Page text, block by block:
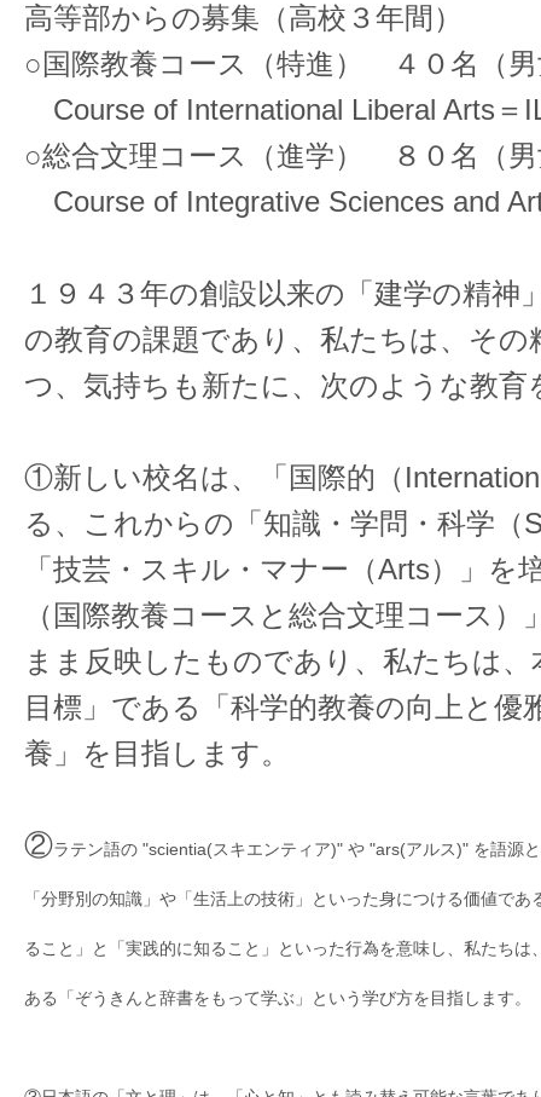
高等部からの募集（高校３年間）
○国際教養コース（特進） ４０名（
Course of International Liberal Arts＝
○総合文理コース（進学） ８０名（
Course of Integrative Sciences and
１９４３年の創設以来の「建学の精神
の教育の課題であり、私たちは、その
つ、気持ちも新たに、次のような教育
①新しい校名は、「国際的（
る、これからの「知識・学問・科学（
「技芸・スキル・マナー（Arts）」を
（国際教養コースと総合文理コース）
まま反映したものであり、私たちは
目標」である「科学的教養の向上と優
養」を目指します。
②ラテン語の "scientia(スキエンティア)" や "ars(アルス)" を語源
「分野別の知識」や「生活上の技術」といった身につける価値で
ること」と「実践的に知ること」といった行為を意味し、私たちは
ある「ぞうきんと辞書をもって学ぶ」という学び方を目指します。